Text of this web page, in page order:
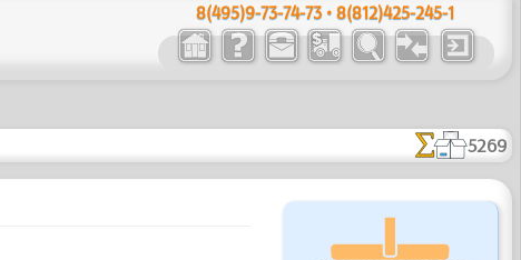
8(495)9-73-74-73 • 8(812)425-245-1
5269